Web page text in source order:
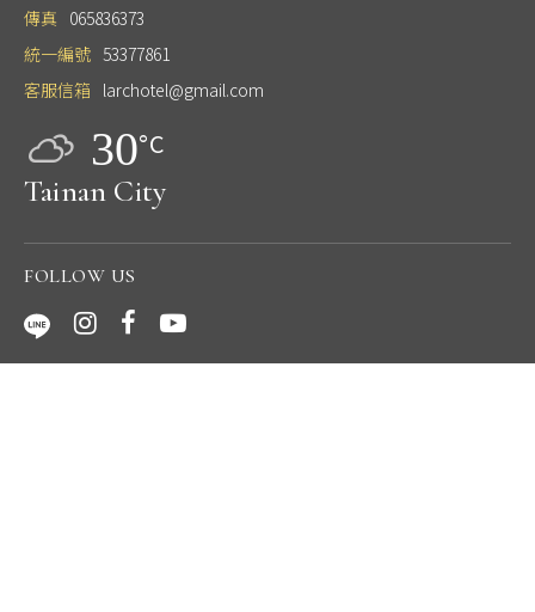
傳真 065836373
統一編號 53377861
客服信箱 larchotel@gmail.com
30°C
Tainan City
FOLLOW US